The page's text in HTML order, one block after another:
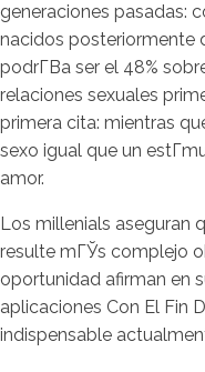
generaciones pasadas:
nacidos posteriormente
podrГ­В­a ser el 48%
relaciones sexuales
primera cita: mientras
sexo igual que un
amor.
Los millenials aseguran
resulte mГЎs complejo
oportunidad afirman en
aplicaciones Con El Fin
indispensable